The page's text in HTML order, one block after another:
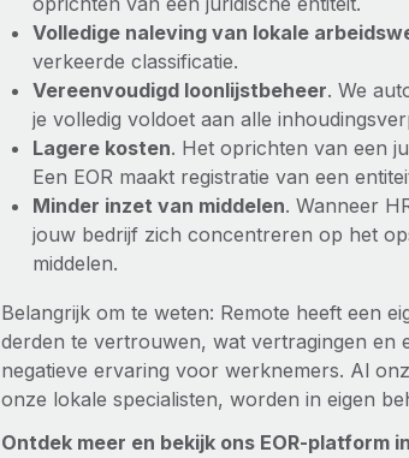
Volledige naleving van lokale
verkeerde classificatie.
Vereenvoudigd loonlijstbeheer. We
je volledig voldoet aan alle
Lagere kosten. Het oprichten van een
Een EOR maakt registratie van een
Minder inzet van middelen. Wanneer
jouw bedrijf zich concentreren op het
middelen.
Belangrijk om te weten: Remote heeft een
derden te vertrouwen, wat vertragingen en
negatieve ervaring voor werknemers. Al
onze lokale specialisten, worden in eigen
Ontdek meer en bekijk ons EOR-platform